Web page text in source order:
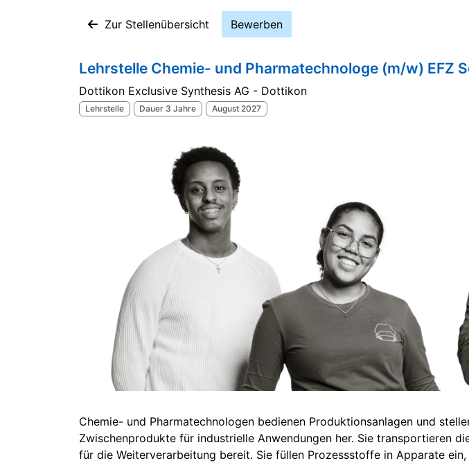
Zur Stellenübersicht Bewerben
Lehrstelle Chemie- und Pharmatechnologe (m/w) EFZ
Dottikon Exclusive Synthesis AG - Dottikon
Lehrstelle Dauer 3 Jahre August 2027
Chemie- und Pharmatechnologen bedienen Produktionsanlagen und
Zwischenprodukte für industrielle Anwendungen her. Sie transportieren
für die Weiterverarbeitung bereit. Sie füllen Prozessstoffe in Apparate